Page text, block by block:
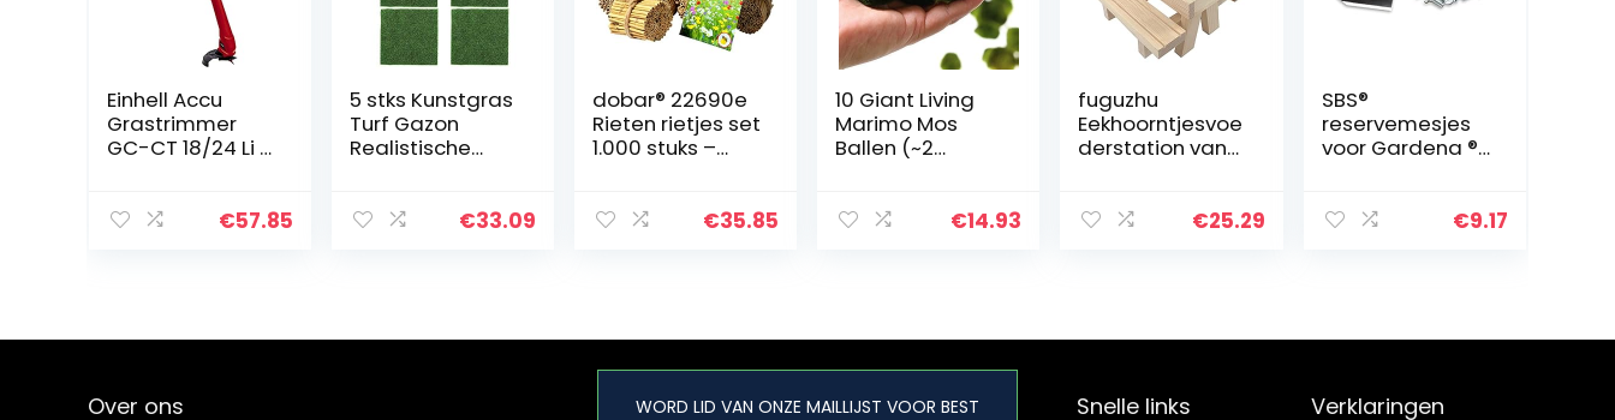
Einhell Accu
Grastrimmer
GC-CT 18/24 Li P
Ion, 18 V, 8500
€57.85
5 stks Kunstgras
Turf Gazon
Realistische
Gazon 30×30
€33.09
dobar® 22690e
Rieten rietjes set
1.000 stuks –
rieten rietjes
€35.85
10 Giant Living
Marimo Mos
Ballen (~2
Live Cladophora
€14.93
fuguzhu
Eekhoorntjesvoe
derstation van
voederhuis,€25.29
SBS®
reservemesjes
voor Gardena ®
en Husqvarna€9.17
Over ons WORD LID VAN ONZE MAILLIJST VOOR BEST Snelle links Verklaringen